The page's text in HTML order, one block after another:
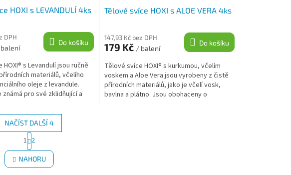
HOXI s LEVANDULÍ 4ks
DPH
Do košíku
s Levandulí jsou ručně
materiálů, včelího
oleje z levandule.
známá pro své zklidňující a
Tělové svíce HOXI s ALOE VERA 4ks
147,93 Kč bez DPH
179 Kč / balení
Do košíku
Tělové svíce HOXI® s kurkumou, včelím
voskem a Aloe Vera jsou vyrobeny z čistě
přírodních materiálů, jako je včelí vosk,
bavlna a plátno. Jsou obohaceny o
O
v
l
NAČÍST DALŠÍ 4
S
t
r
á
n
1 2
NAHORU